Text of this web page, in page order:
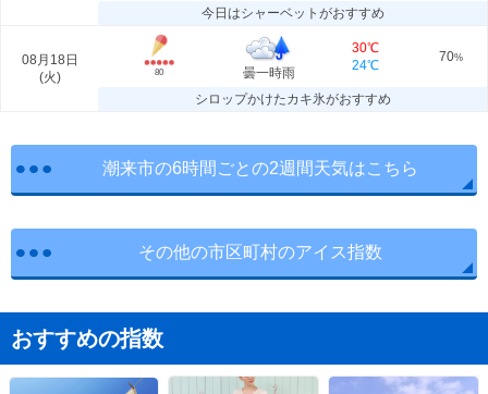
今日はシャーベットがおすすめ
08月18日
(火) 80 曇一時雨
30℃
24℃
70%
シロップかけたカキ氷がおすすめ
潮来市の6時間ごとの2週間天気はこちら
その他の市区町村のアイス指数
おすすめの指数